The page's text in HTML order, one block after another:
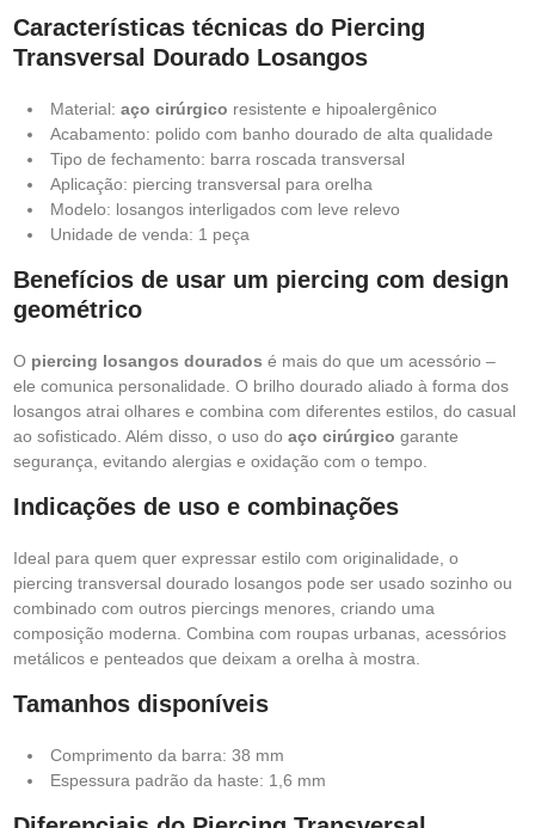
Características técnicas do Piercing
Transversal Dourado Losangos
Material: aço cirúrgico resistente e hipoalergênico
Acabamento: polido com banho dourado de alta qualidade
Tipo de fechamento: barra roscada transversal
Aplicação: piercing transversal para orelha
Modelo: losangos interligados com leve relevo
Unidade de venda: 1 peça
Benefícios de usar um piercing com design
geométrico
O piercing losangos dourados é mais do que um acessório –
ele comunica personalidade. O brilho dourado aliado à forma dos
losangos atrai olhares e combina com diferentes estilos, do casual
ao sofisticado. Além disso, o uso do aço cirúrgico garante
segurança, evitando alergias e oxidação com o tempo.
Indicações de uso e combinações
Ideal para quem quer expressar estilo com originalidade, o
piercing transversal dourado losangos pode ser usado sozinho ou
combinado com outros piercings menores, criando uma
composição moderna. Combina com roupas urbanas, acessórios
metálicos e penteados que deixam a orelha à mostra.
Tamanhos disponíveis
Comprimento da barra: 38 mm
Espessura padrão da haste: 1,6 mm